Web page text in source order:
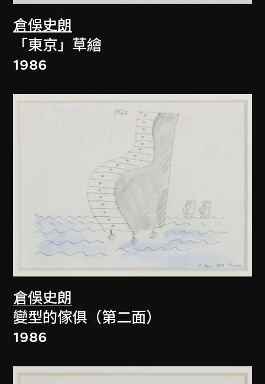
倉俁史朗
「東京」草繪
1986
倉俁史朗
變型的傢俱（第二面）
1986